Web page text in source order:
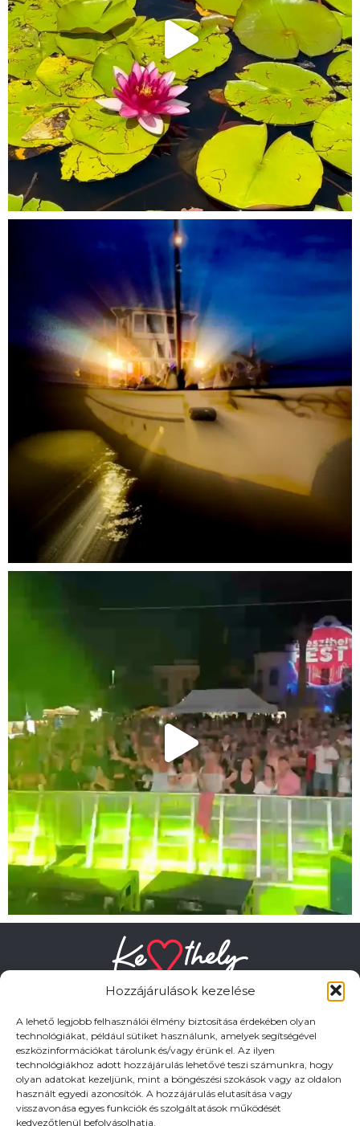
Hozzájárulások kezelése
A lehető legjobb felhasználói élmény biztosítása érdekében olyan
technológiákat, például sütiket használunk, amelyek segítségével
eszközinformációkat tárolunk és/vagy érünk el. Az ilyen
technológiákhoz adott hozzájárulás lehetővé teszi számunkra, hogy
olyan adatokat kezeljünk, mint a böngészési szokások vagy az oldalon
használt egyedi azonosítók. A hozzájárulás elutasítása vagy
visszavonása egyes funkciók és szolgáltatások működését
kedvezőtlenül befolyásolhatja.
HASZNOS LINKEK
Adatkezelési tájékoztató